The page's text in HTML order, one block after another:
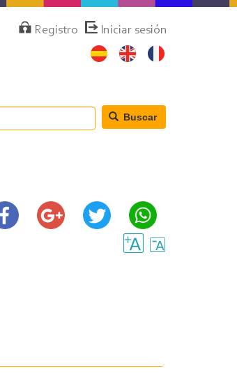
MenúRegistro Iniciar sesión
Buscar